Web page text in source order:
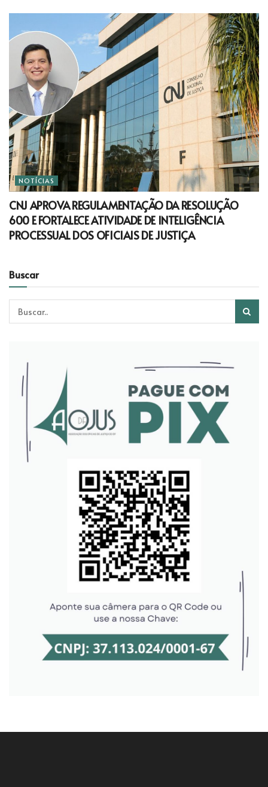
NOTÍCIAS
CNJ APROVA REGULAMENTAÇÃO DA RESOLUÇÃO
600 E FORTALECE ATIVIDADE DE INTELIGÊNCIA
PROCESSUAL DOS OFICIAIS DE JUSTIÇA
Buscar